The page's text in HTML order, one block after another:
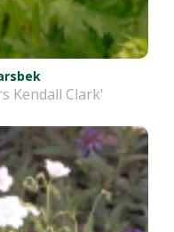
Kendall Clark'